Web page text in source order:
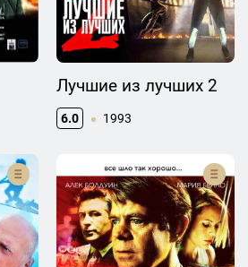
Лучшие из лучших 2
6.0 1993